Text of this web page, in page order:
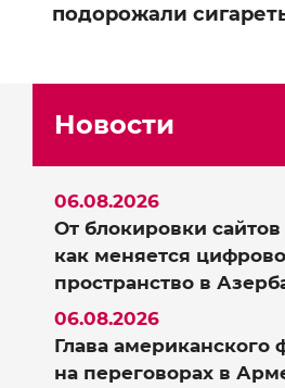
подорожали
Новости
От блокировки сайтов
как меняется
пространство в
06.08.2026
Глава американского
на переговорах в
06.08.2026